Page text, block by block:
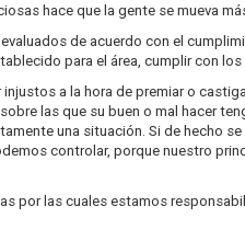
hace que la gente se mueva
de acuerdo con el
para el área, cumplir con
a la hora de premiar o
las que su buen o mal hacer
una situación. Si de hecho
controlar, porque nuestro
por las cuales estamos